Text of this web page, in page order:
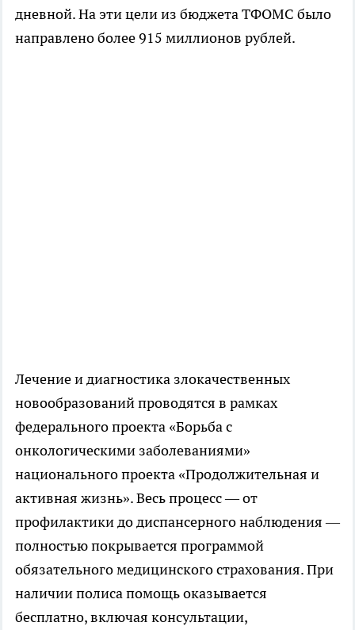
дневной. На эти цели из бюджета ТФОМС было
направлено более 915 миллионов рублей.
Лечение и диагностика злокачественных
новообразований проводятся в рамках
федерального проекта «Борьба с
онкологическими заболеваниями»
национального проекта «Продолжительная и
активная жизнь». Весь процесс — от
профилактики до диспансерного наблюдения —
полностью покрывается программой
обязательного медицинского страхования. При
наличии полиса помощь оказывается
бесплатно, включая консультации,